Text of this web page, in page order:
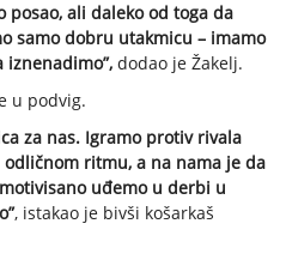
posao, ali daleko od toga da
samo dobru utakmicu – imamo
iznenadimo”, dodao je Žakelj.
u podvig.
za nas. Igramo protiv rivala
ritmu, a na nama je da
uđemo u derbi u
, istakao je bivši košarkaš